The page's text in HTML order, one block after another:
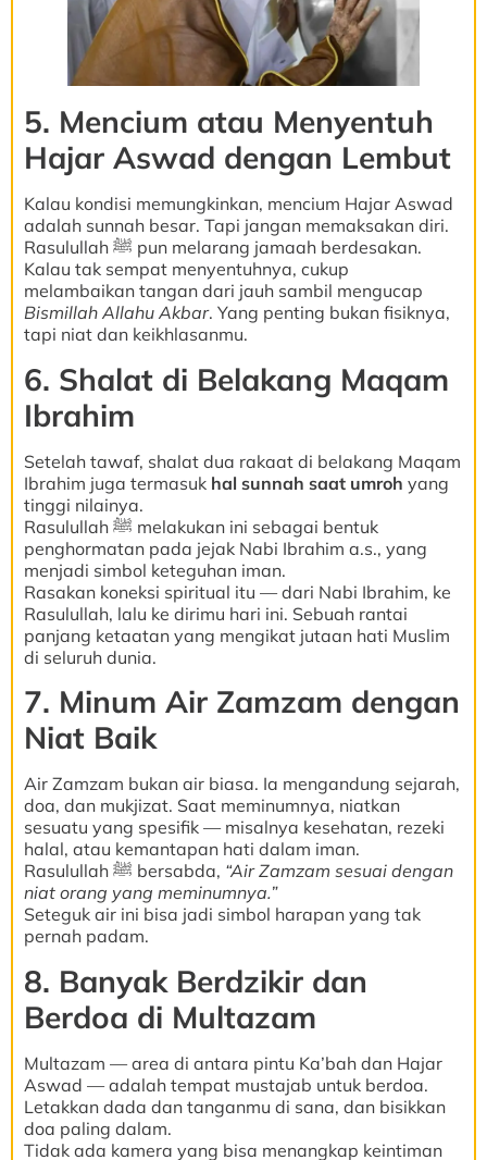
5. Mencium atau Menyentuh
Hajar Aswad dengan Lembut
Kalau kondisi memungkinkan, mencium Hajar Aswad
adalah sunnah besar. Tapi jangan memaksakan diri.
Rasulullah ﷺ pun melarang jamaah berdesakan.
Kalau tak sempat menyentuhnya, cukup
melambaikan tangan dari jauh sambil mengucap
Bismillah Allahu Akbar. Yang penting bukan fisiknya,
tapi niat dan keikhlasanmu.
6. Shalat di Belakang Maqam
Ibrahim
Setelah tawaf, shalat dua rakaat di belakang Maqam
Ibrahim juga termasuk hal sunnah saat umroh yang
tinggi nilainya.
Rasulullah ﷺ melakukan ini sebagai bentuk
penghormatan pada jejak Nabi Ibrahim a.s., yang
menjadi simbol keteguhan iman.
Rasakan koneksi spiritual itu — dari Nabi Ibrahim, ke
Rasulullah, lalu ke dirimu hari ini. Sebuah rantai
panjang ketaatan yang mengikat jutaan hati Muslim
di seluruh dunia.
7. Minum Air Zamzam dengan
Niat Baik
Air Zamzam bukan air biasa. Ia mengandung sejarah,
doa, dan mukjizat. Saat meminumnya, niatkan
sesuatu yang spesifik — misalnya kesehatan, rezeki
halal, atau kemantapan hati dalam iman.
Rasulullah ﷺ bersabda, “Air Zamzam sesuai dengan
niat orang yang meminumnya.”
Seteguk air ini bisa jadi simbol harapan yang tak
pernah padam.
8. Banyak Berdzikir dan
Berdoa di Multazam
Multazam — area di antara pintu Ka’bah dan Hajar
Aswad — adalah tempat mustajab untuk berdoa.
Letakkan dada dan tanganmu di sana, dan bisikkan
doa paling dalam.
Tidak ada kamera yang bisa menangkap keintiman